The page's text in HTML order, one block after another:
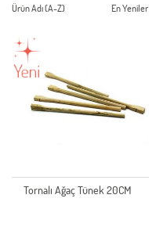
Ürün Adı (A-Z) En Yeniler
Tornalı Ağaç Tünek 20CM